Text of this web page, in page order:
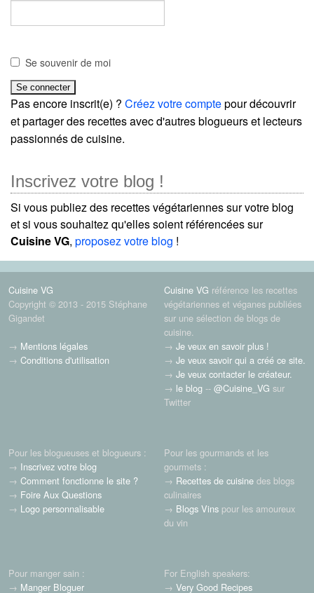
Se souvenir de moi
Pas encore inscrit(e) ? Créez votre comptepour découvrir
et partager des recettes avec d'autres blogueurs et lecteurs
passionnés de cuisine.
Inscrivez votre blog !
Si vous publiez des recettes végétariennes sur votre blog
et si vous souhaitez qu'elles soient référencées sur
Cuisine VG, proposez votre blog !
Cuisine VG
Copyright © 2013 - 2015 Stéphane
Gigandet
→ Mentions légales
→ Conditions d'utilisation
Cuisine VG référence les recettes
végétariennes et véganes publiées
sur une sélection de blogs de
cuisine.
→ Je veux en savoir plus !
→ Je veux savoir qui a créé ce site.
→ Je veux contacter le créateur.
→ le blog -- @Cuisine_VG sur
Twitter
Pour les blogueuses et blogueurs :
→ Inscrivez votre blog
→ Comment fonctionne le site ?
→ Foire Aux Questions
→ Logo personnalisable
Pour les gourmands et les
gourmets :
→ Recettes de cuisine des blogs
culinaires
→ Blogs Vins pour les amoureux
du vin
Pour manger sain :
→ Manger Bloguer
For English speakers:
→ Very Good Recipes